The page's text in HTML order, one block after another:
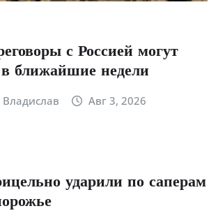
с Россией могут
в ближайшие недели
Авг 3, 2026
ударили по саперам